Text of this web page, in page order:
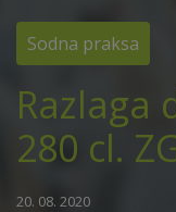
Sodna praksa
Razlaga
280 cl.
20. 08. 2020